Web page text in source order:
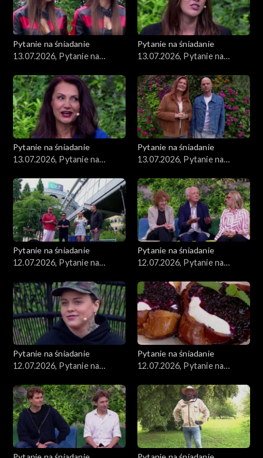
Pytanie na śniadanie
13.07.2026, Pytanie na
Pytanie na śniadanie
13.07.2026, Pytanie na
Pytanie na śniadanie
13.07.2026, Pytanie na
Pytanie na śniadanie
13.07.2026, Pytanie na
Pytanie na śniadanie
12.07.2026, Pytanie na
Pytanie na śniadanie
12.07.2026, Pytanie na
Pytanie na śniadanie
12.07.2026, Pytanie na
Pytanie na śniadanie
12.07.2026, Pytanie na